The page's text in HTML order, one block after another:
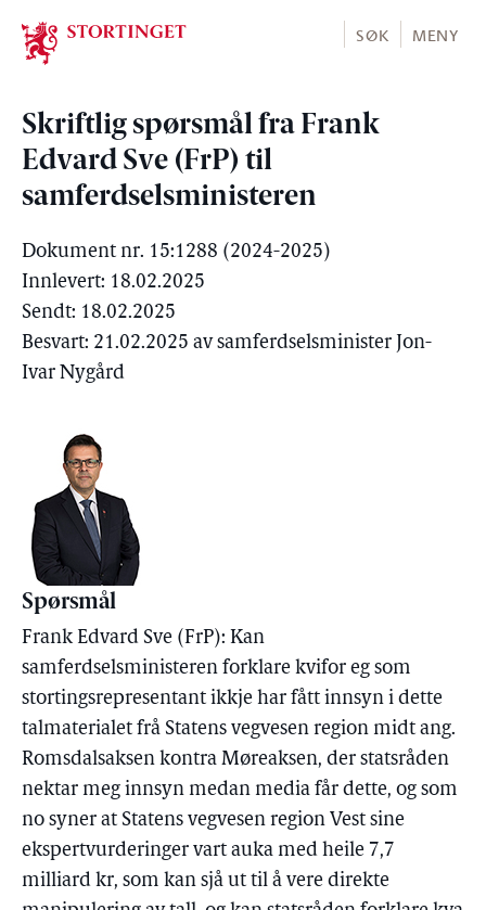
Stortinget.no
SØK MENY
Skriftlig spørsmål fra Frank
Edvard Sve (FrP) til
samferdselsministeren
Dokument nr. 15:1288 (2024-2025)
Innlevert: 18.02.2025
Sendt: 18.02.2025
Besvart: 21.02.2025 av samferdselsminister Jon-
Ivar Nygård
Spørsmål
Frank Edvard Sve (FrP): Kan
samferdselsministeren forklare kvifor eg som
stortingsrepresentant ikkje har fått innsyn i dette
talmaterialet frå Statens vegvesen region midt ang.
Romsdalsaksen kontra Møreaksen, der statsråden
nektar meg innsyn medan media får dette, og som
no syner at Statens vegvesen region Vest sine
ekspertvurderinger vart auka med heile 7,7
milliard kr, som kan sjå ut til å vere direkte